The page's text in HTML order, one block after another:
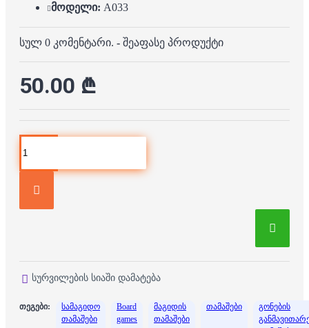
მოდელი: A033
სულ 0 კომენტარი. - შეაფასე პროდუქტი
50.00 ₾
სურვილების სიაში დამატება
თეგები:
სამაგიდო
თამაშები
Board
games
მაგიდის
თამაშები
თამაშები
გონების